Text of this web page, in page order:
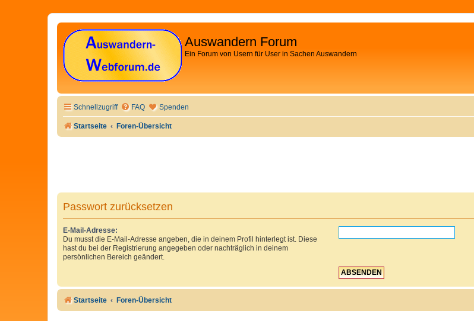
Auswandern Forum
Ein Forum von Usern für User in Sachen Auswandern
Schnellzugriff FAQ Spenden
Startseite Foren-Übersicht
Passwort zurücksetzen
E-Mail-Adresse:
Du musst die E-Mail-Adresse angeben, die in deinem Profil hinterlegt ist. Diese
hast du bei der Registrierung angegeben oder nachträglich in deinem
persönlichen Bereich geändert.
Startseite Foren-Übersicht